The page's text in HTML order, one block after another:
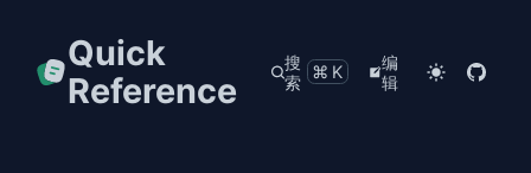
Quick
Reference
搜
索
⌘K
编
辑